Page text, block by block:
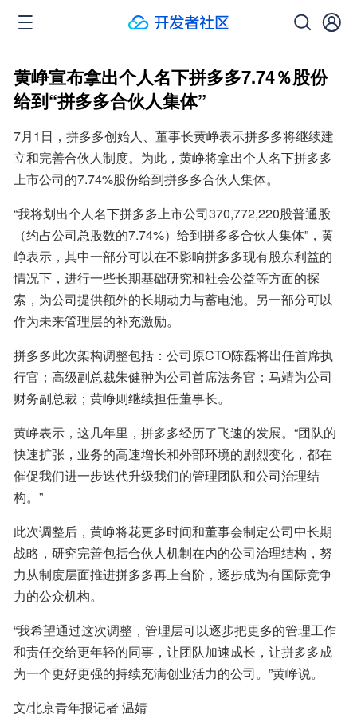
黄峥宣布拿出个人名下拼多多7.74％股份
给到“拼多多合伙人集体”
7月1日，拼多多创始人、董事长黄峥表示拼多多将继续建
立和完善合伙人制度。为此，黄峥将拿出个人名下拼多多
上市公司的7.74%股份给到拼多多合伙人集体。
“我将划出个人名下拼多多上市公司370,772,220股普通股
（约占公司总股数的7.74%）给到拼多多合伙人集体”，黄
峥表示，其中一部分可以在不影响拼多多现有股东利益的
情况下，进行一些长期基础研究和社会公益等方面的探
索，为公司提供额外的长期动力与蓄电池。另一部分可以
作为未来管理层的补充激励。
拼多多此次架构调整包括：公司原CTO陈磊将出任首席执
行官；高级副总裁朱健翀为公司首席法务官；马靖为公司
财务副总裁；黄峥则继续担任董事长。
黄峥表示，这几年里，拼多多经历了飞速的发展。“团队的
快速扩张，业务的高速增长和外部环境的剧烈变化，都在
催促我们进一步迭代升级我们的管理团队和公司治理结
构。”
此次调整后，黄峥将花更多时间和董事会制定公司中长期
战略，研究完善包括合伙人机制在内的公司治理结构，努
力从制度层面推进拼多多再上台阶，逐步成为有国际竞争
力的公众机构。
“我希望通过这次调整，管理层可以逐步把更多的管理工作
和责任交给更年轻的同事，让团队加速成长，让拼多多成
为一个更好更强的持续充满创业活力的公司。”黄峥说。
文/北京青年报记者 温婧